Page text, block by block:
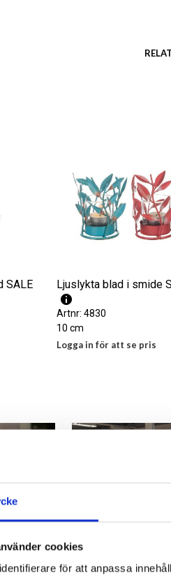
cookies
för att anpassa
SALE Ljuslykta blad i smide
Artnr: 4830
10 cm
Logga in för att se pris